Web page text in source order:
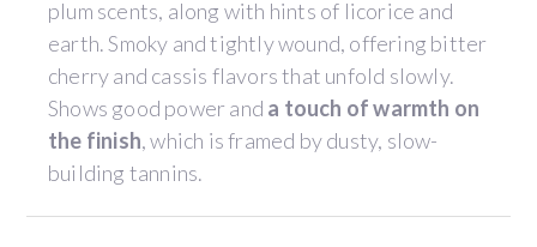
plum scents, along with hints of licorice and
earth. Smoky and tightly wound, offering bitter
cherry and cassis flavors that unfold slowly.
Shows good power and a touch of warmth on
the finish, which is framed by dusty, slow-
building tannins.